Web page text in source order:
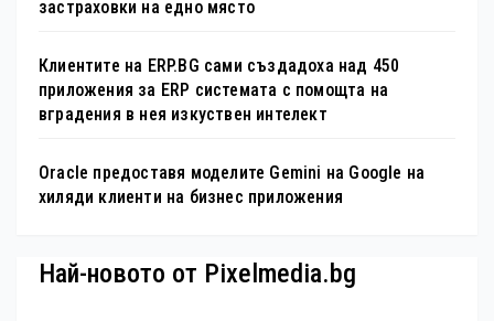
застраховки на едно място
Клиентите на ERP.BG сами създадоха над 450
приложения за ERP системата с помощта на
вградения в нея изкуствен интелект
Oracle предоставя моделите Gemini на Google на
хиляди клиенти на бизнес приложения
Най-новото от Pixelmedia.bg